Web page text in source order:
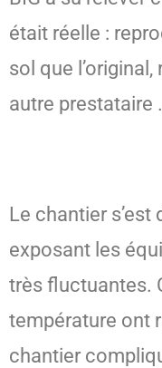
était réelle :
sol que
autre prestataire .
Le chantier s’est
exposant les
très fluctuantes.
température ont
chantier